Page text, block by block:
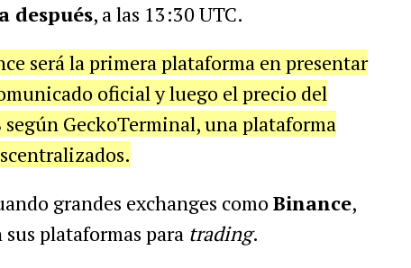
después, a las 13:30 UTC.
será la primera plataforma en presentar
oficial y luego el precio del
según GeckoTerminal, una plataforma
grandes exchanges como Binance,
plataformas para trading.